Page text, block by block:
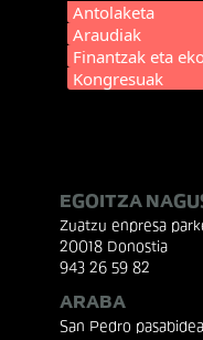
Antolaketa
Araudiak
Finantzak eta
Kongresuak
EGOITZA
Zuatzu enpresa
20018 Donostia
943 26 59 82
ARABA
San Pedro